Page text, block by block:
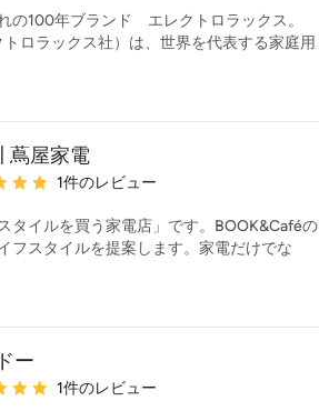
の100年ブランド エレクトロラックス。
ロラックス社）は、世界を代表する家庭用
蔦屋家電
つ星中 星51件のレビュー
タイルを買う家電店」です。BOOK&Caféの
フスタイルを提案します。家電だけでな
ー
つ星中 星51件のレビュー